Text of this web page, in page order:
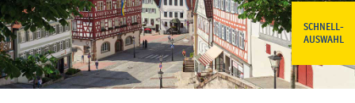
SCHNELL-
AUSWAHL